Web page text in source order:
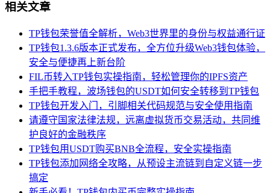
相关文章
TP钱包荣誉值全解析，Web3世界里的身份与权益通行证
TP钱包1.3.6版本正式发布，全方位升级Web3钱包体验，
安全与便捷再上新台阶
FIL币转入TP钱包实操指南，轻松管理你的IPFS资产
手把手教程，波场钱包的USDT如何安全转移到TP钱包
TP钱包开发入门，引脚相关代码规范与安全使用指南
请遵守国家法律法规，远离虚拟货币交易活动，共同维
护良好的金融秩序
TP钱包用USDT购买BNB全流程，安全实操指南
TP钱包添加网络全攻略，从预设主流链到自定义链一步
搞定